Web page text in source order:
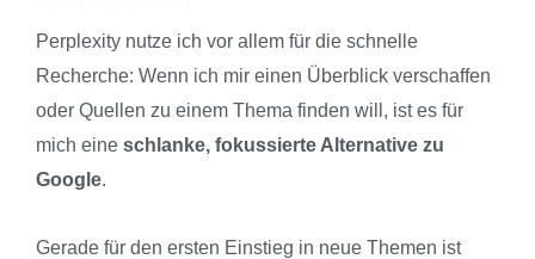
Perplexity nutze ich vor allem für die schnelle
Recherche: Wenn ich mir einen Überblick verschaffen
oder Quellen zu einem Thema finden will, ist es für
mich eine schlanke, fokussierte Alternative zu
Google.
Gerade für den ersten Einstieg in neue Themen ist